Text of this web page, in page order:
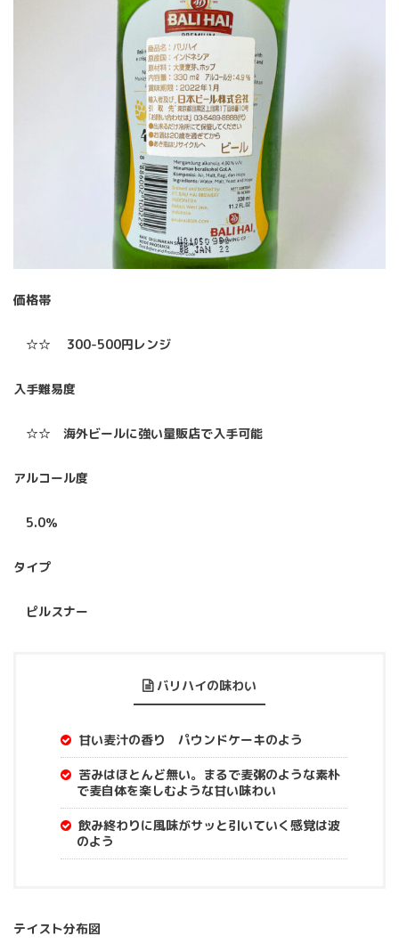
価格帯
☆☆ 300-500円レンジ
入手難易度
☆☆ 海外ビールに強い量販店で入手可能
アルコール度
5.0％
タイプ
ピルスナー
バリハイの味わい
甘い麦汁の香り パウンドケーキのよう
苦みはほとんど無い。まるで麦粥のような素朴
で麦自体を楽しむような甘い味わい
飲み終わりに風味がサッと引いていく感覚は波
のよう
テイスト分布図